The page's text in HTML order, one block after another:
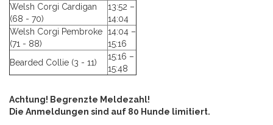
Welsh Corgi Cardigan
(68 - 70)
13:52 –
14:04
Welsh Corgi Pembroke
(71 - 88)
14:04 –
15:16
Bearded Collie (3 - 11)
15:16 –
15:48
Achtung! Begrenzte Meldezahl!
Die Anmeldungen sind auf 80 Hunde limitiert.